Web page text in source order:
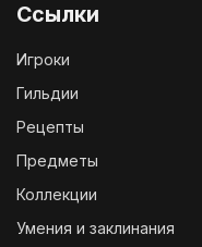
Ссылки
Игроки
Гильдии
Рецепты
Предметы
Коллекции
Умения и заклинания